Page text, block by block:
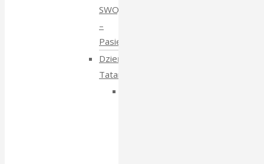
SWOJE
–
Pasieki
Dzień
Tatarski